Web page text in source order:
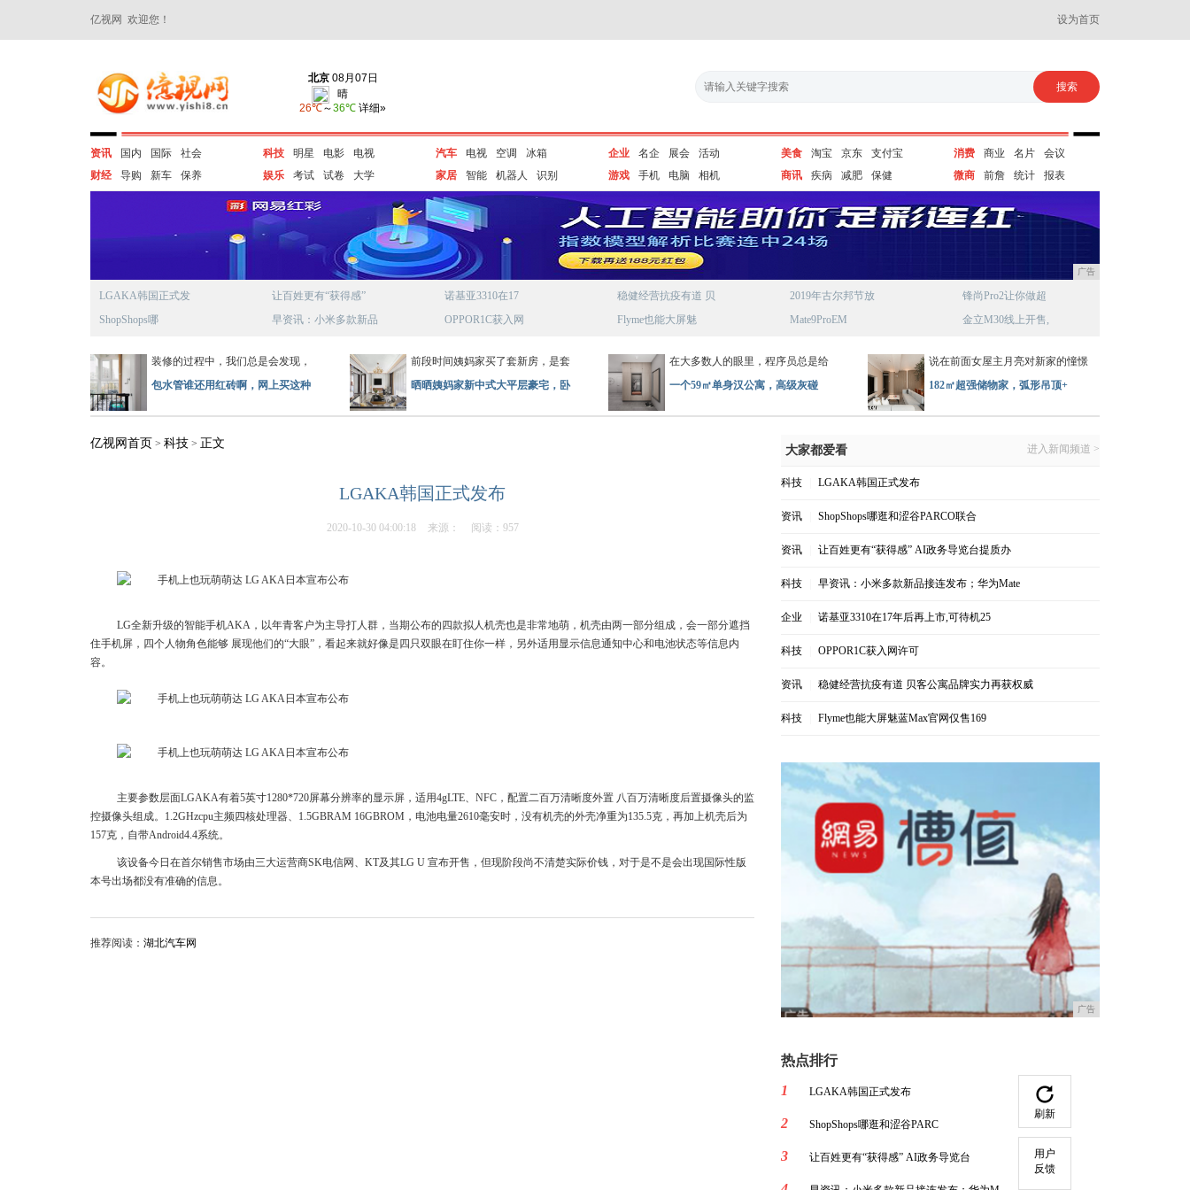
亿视网 欢迎您！ 设为首页
资讯 国内 国际
社会
财经
导购 新车 保养
科技 明星 电影
电视
娱乐
考试 试卷 大学
汽车 电视 空调
冰箱
家居
智能 机器人 识别
企业 名企 展会
活动
游戏
手机 电脑 相机
美食 淘宝 京东
支付宝
商讯
疾病 减肥 保健
消费 商业 名片
会议
微商
前詹 统计 报表
广告
LGAKA韩国正式发
ShopShops哪
让百姓更有“获得感”
早资讯：小米多款新品
诺基亚3310在17
OPPOR1C获入网
稳健经营抗疫有道 贝
Flyme也能大屏魅
2019年古尔邦节放
Mate9ProEM
锋尚Pro2让你做超
金立M30线上开售,
装修的过程中，我们总是会发现，
包水管谁还用红砖啊，网上买这种
前段时间姨妈家买了套新房，是套
晒晒姨妈家新中式大平层豪宅，卧
在大多数人的眼里，程序员总是给
一个59㎡单身汉公寓，高级灰碰
说在前面女屋主月亮对新家的憧憬
182㎡超强储物家，弧形吊顶+
亿视网首页 > 科技 > 正文
LGAKA韩国正式发布
2020-10-30 04:00:18 来源： 阅读：957
LG全新升级的智能手机AKA，以年青客户为主导打人群，当期公布的四款拟人机壳也是非常地萌， 机壳由两一部分组成，会一部分遮挡
住手机屏，四个人物角色能够 展现他们的“大眼”，看起来就好像是四只双眼在盯住你一样，另外适用显示信息通知中心和电池状态等信息内
容。
主要参数层面LGAKA有着5英寸1280*720屏幕分辨率的显示屏，适用4gLTE、NFC，配置二百万清晰度外置 八百万清晰度后置摄像头的监
控摄像头组成。1.2GHzcpu主频四核处理器、1.5GBRAM 16GBROM，电池电量2610毫安时，没有机壳的外壳净重为135.5克，再加上机壳后为
157克，自带Android4.4系统。
该设备今日在首尔销售市场由三大运营商SK电信网、KT及其LG U 宣布开售，但现阶段尚不清楚实际价钱，对于是不是会出现国际性版
本号出场都没有准确的信息。
推荐阅读： 湖北汽车网
大家都爱看 进入新闻频道 >
科技 LGAKA韩国正式发布
资讯 ShopShops哪逛和涩谷PARCO联合
资讯 让百姓更有“获得感” AI政务导览台提质办
科技 早资讯：小米多款新品接连发布；华为Mate
企业 诺基亚3310在17年后再上市,可待机25
科技 OPPOR1C获入网许可
资讯 稳健经营抗疫有道 贝客公寓品牌实力再获权威
科技 Flyme也能大屏魅蓝Max官网仅售169
广告
热点排行
1
LGAKA韩国正式发布
2 ShopShops哪逛和涩谷PARC
3 让百姓更有“获得感” AI政务导览台
刷新
用户
反馈